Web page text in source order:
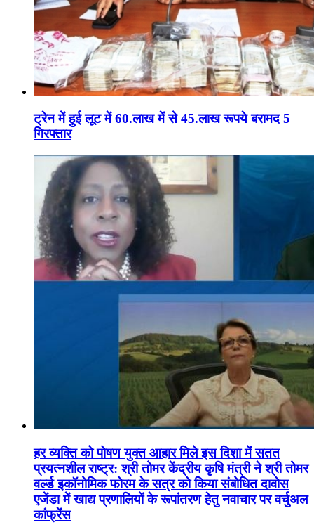
ट्रेन में हुई लूट में 60.लाख में से 45.लाख रूपये बरामद 5
गिरफ्तार
हर व्यक्ति को पोषण युक्त आहार मिले इस दिशा में सतत
प्रयत्नशील राष्ट्र: श्री तोमर केंद्रीय कृषि मंत्री ने श्री तोमर
वर्ल्ड इकॉनोमिक फोरम के सत्र को किया संबोधित दावोस
एजेंडा में खाद्य प्रणालियों के रूपांतरण हेतु नवाचार पर वर्चुअल
कांफ्रेंस